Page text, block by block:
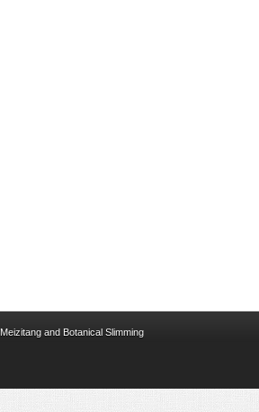
Meizitang and Botanical Slimming